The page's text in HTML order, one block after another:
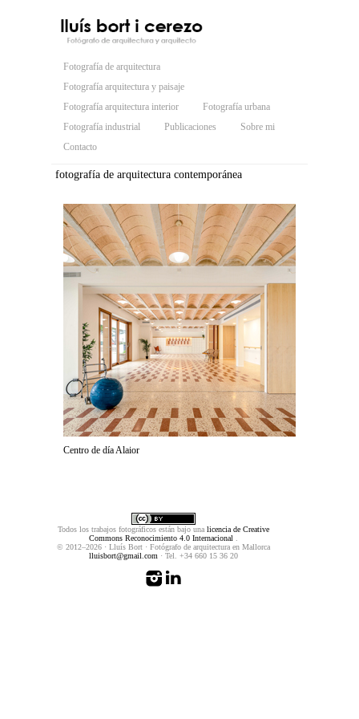
Fotografía de arquitectura
Fotografía arquitectura y paisaje
Fotografía arquitectura interior
Fotografía urbana
Fotografía industrial
Publicaciones
Sobre mi
Contacto
fotografía de arquitectura contemporánea
Centro de día Alaior
Todos los trabajos fotográficos están bajo una licencia de Creative
Commons Reconocimiento 4.0 Internacional .
© 2012–2026 · Lluís Bort · Fotógrafo de arquitectura en Mallorca
lluisbort@gmail.com · Tel. +34 660 15 36 20